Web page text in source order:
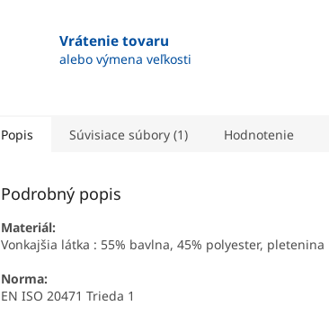
Vrátenie tovaru
alebo výmena veľkosti
Popis Súvisiace súbory (1) Hodnotenie
Podrobný popis
Materiál:
Vonkajšia látka : 55% bavlna, 45% polyester, pletenina
Norma:
EN ISO 20471 Trieda 1